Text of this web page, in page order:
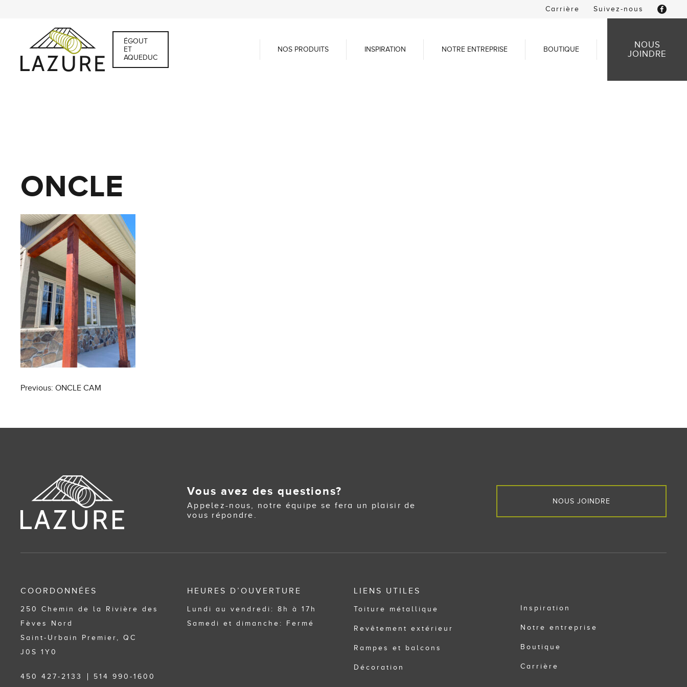
Carrière Suivez-nous
ÉGOUT
ET
AQUEDUC
NOS PRODUITS INSPIRATION NOTRE ENTREPRISE BOUTIQUE
NOUS
JOINDRE
ONCLE
Post
Previous: ONCLE CAM
Vous avez des questions?
Appelez-nous, notre équipe se fera un plaisir de
vous répondre.
NOUS JOINDRE
COORDONNÉES
250 Chemin de la Rivière des
Fèves Nord
Saint-Urbain Premier, QC
J0S 1Y0
450 427-2133 514 990-1600
HEURES D’OUVERTURE
Lundi au vendredi: 8h à 17h
Samedi et dimanche: Fermé
LIENS UTILES
Toiture métallique
Revêtement extérieur
Rampes et balcons
Décoration
Inspiration
Notre entreprise
Boutique
Carrière